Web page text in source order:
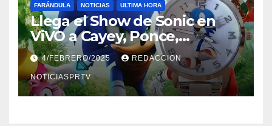
FARÁNDULA NOTICIAS ULTIMA HORA
Llega el Show de Sonic en
ViVO a Cayey, Ponce,
Barceloneta y Humacao,
Relojes gratis para el que
compre ahora….
4/FEBRERO/2025 REDACCION
NOTICIASPRTV